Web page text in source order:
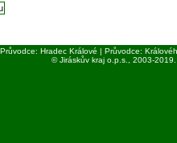
Průvodce: Hradec Králové | Průvodce:
© Jiráskův kraj o.p.s., 2003-2019